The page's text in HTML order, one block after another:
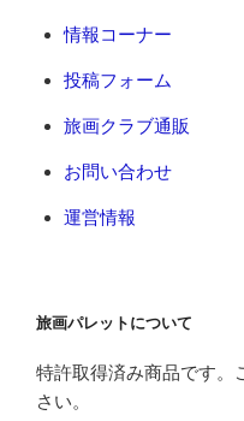
情報コーナー
投稿フォーム
旅画クラブ通販
お問い合わせ
運営情報
旅画パレットについて
特許取得済み商品です。
さい。